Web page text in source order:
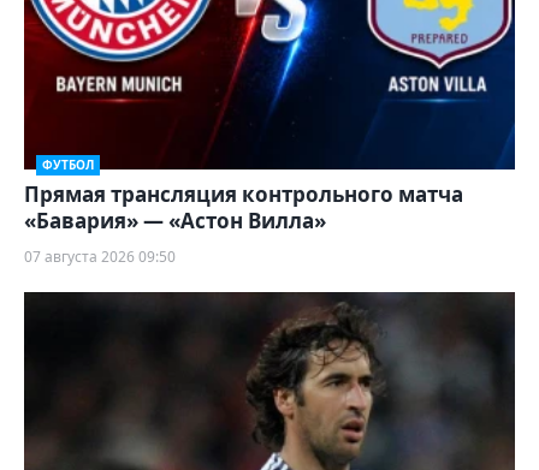
ФУТБОЛ
Прямая трансляция контрольного матча
«Бавария» — «Астон Вилла»
07 августа 2026 09:50